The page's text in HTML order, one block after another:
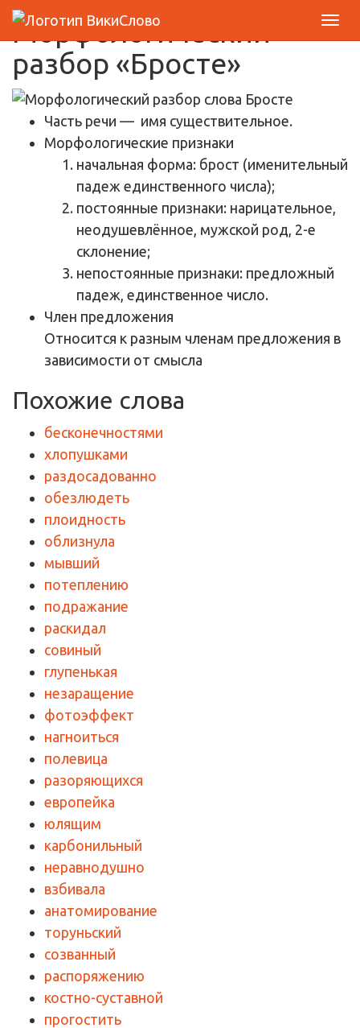
Морфологический
разбор «Бросте»
Часть речи — имя существительное.
Морфологические признаки
начальная форма: брост (именительный
падеж единственного числа);
постоянные признаки: нарицательное,
неодушевлённое, мужской род, 2-е
склонение;
непостоянные признаки: предложный
падеж, единственное число.
Член предложения
Относится к разным членам предложения в
зависимости от смысла
Похожие слова
бесконечностями
хлопушками
раздосадованно
обезлюдеть
плоидность
облизнула
мывший
потеплению
подражание
раскидал
совиный
глупенькая
незаращение
фотоэффект
нагноиться
полевица
разоряющихся
европейка
юлящим
карбонильный
неравнодушно
взбивала
анатомирование
торуньский
созванный
распоряжению
костно-суставной
прогостить